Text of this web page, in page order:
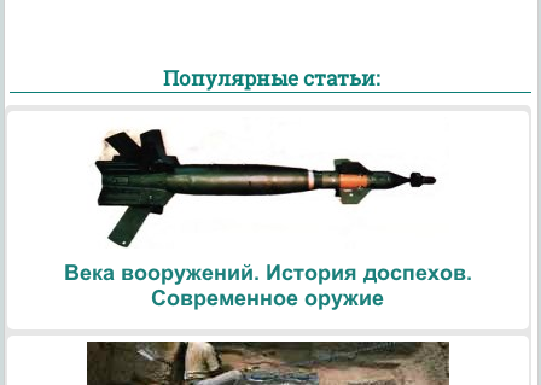
Популярные статьи:
Века вооружений. История доспехов.
Современное оружие